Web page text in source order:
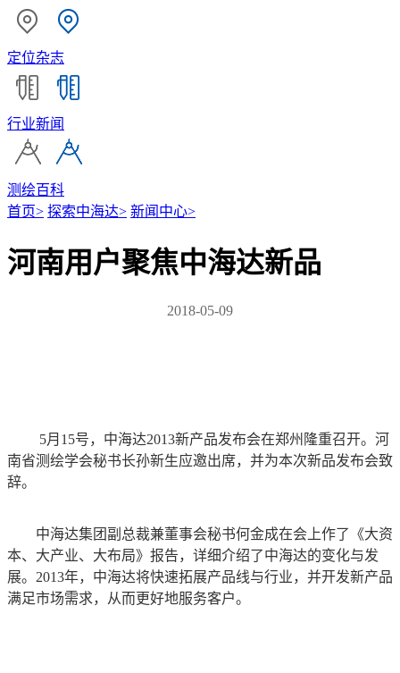
定位杂志
行业新闻
测绘百科
首页> 探索中海达> 新闻中心>
河南用户聚焦中海达新品
2018-05-09
5月15号，中海达2013新产品发布会在郑州隆重召开。河
南省测绘学会秘书长孙新生应邀出席，并为本次新品发布会致
辞。
中海达集团副总裁兼董事会秘书何金成在会上作了《大资
本、大产业、大布局》报告，详细介绍了中海达的变化与发
展。2013年，中海达将快速拓展产品线与行业，并开发新产品
满足市场需求，从而更好地服务客户。